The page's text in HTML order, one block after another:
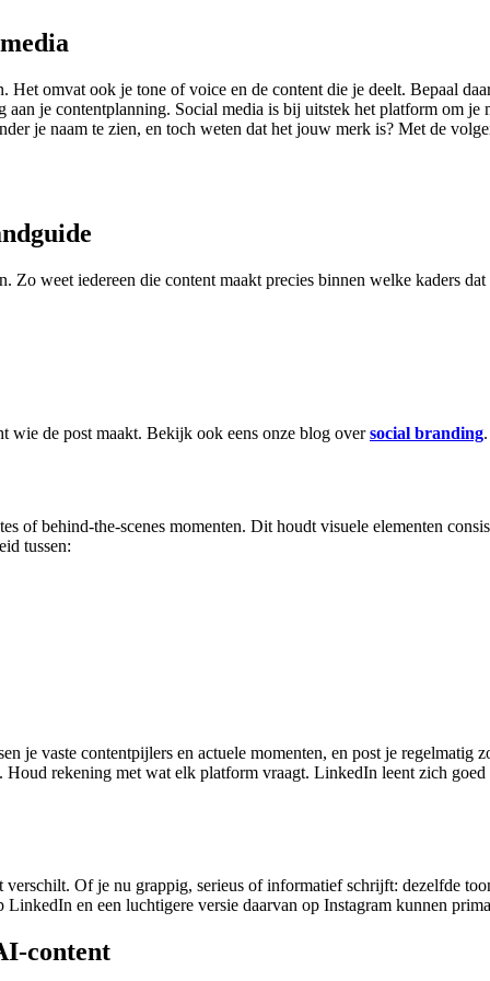
Het omvat ook je tone of voice en de content die je deelt. Bepaal
je contentplanning. Social media is bij uitstek het platform om
je naam te zien, en toch weten dat het jouw merk is? Met de
Zo weet iedereen die content maakt precies binnen welke kaders
wie de post maakt. Bekijk ook eens onze blog oversocial branding.
of behind-the-scenes momenten. Dit houdt visuele elementen
tussen:
je vaste contentpijlers en actuele momenten, en post je
Houd rekening met wat elk platform vraagt. LinkedIn leent zich
Of je nu grappig, serieus of informatief schrijft: dezelfde
en een luchtigere versie daarvan op Instagram kunnen
content